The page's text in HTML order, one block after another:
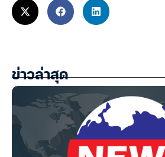
ข่าวล่าสุด